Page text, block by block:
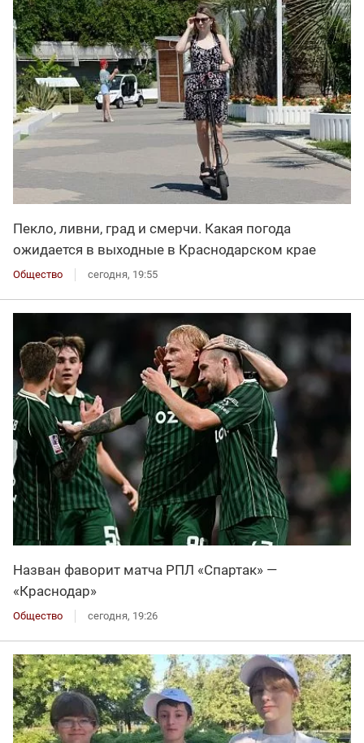
Пекло, ливни, град и смерчи. Какая погода
ожидается в выходные в Краснодарском крае
Общество сегодня, 19:55
Назван фаворит матча РПЛ «Спартак» —
«Краснодар»
Общество сегодня, 19:26